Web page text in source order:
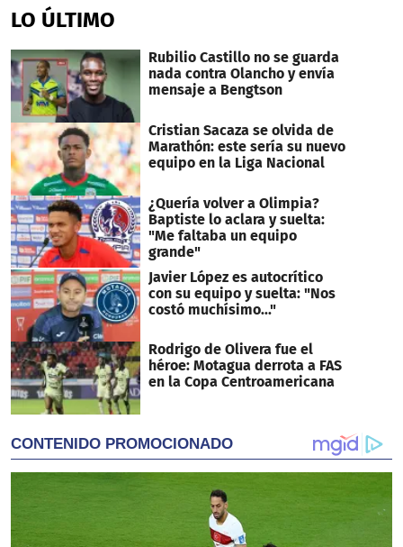
LO ÚLTIMO
Rubilio Castillo no se guarda
nada contra Olancho y envía
mensaje a Bengtson
Cristian Sacaza se olvida de
Marathón: este sería su nuevo
equipo en la Liga Nacional
¿Quería volver a Olimpia?
Baptiste lo aclara y suelta:
"Me faltaba un equipo
grande"
Javier López es autocrítico
con su equipo y suelta: "Nos
costó muchísimo..."
Rodrigo de Olivera fue el
héroe: Motagua derrota a FAS
en la Copa Centroamericana